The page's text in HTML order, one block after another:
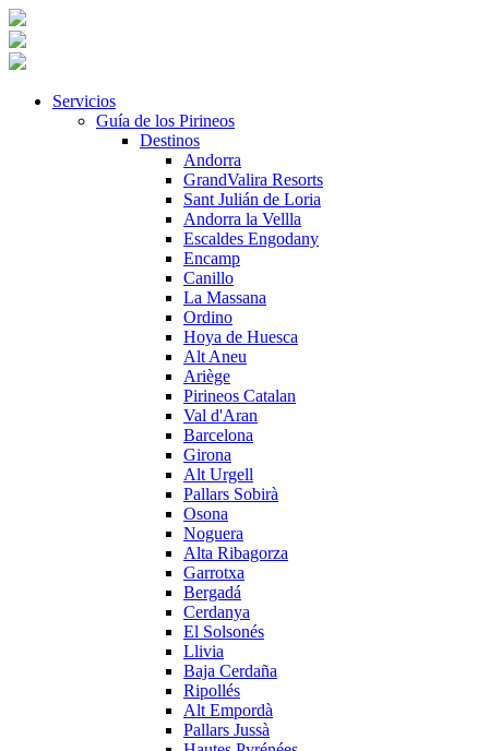
Servicios
Guía de los Pirineos
Destinos
Andorra
GrandValira Resorts
Sant Julián de Loria
Andorra la Vellla
Escaldes Engodany
Encamp
Canillo
La Massana
Ordino
Hoya de Huesca
Alt Aneu
Ariège
Pirineos Catalan
Val d'Aran
Barcelona
Girona
Alt Urgell
Pallars Sobirà
Osona
Noguera
Alta Ribagorza
Garrotxa
Bergadá
Cerdanya
El Solsonés
Llivia
Baja Cerdaña
Ripollés
Alt Empordà
Pallars Jussà